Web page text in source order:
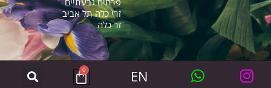
זרי כלה תל אביב
זר כלה
EN
0